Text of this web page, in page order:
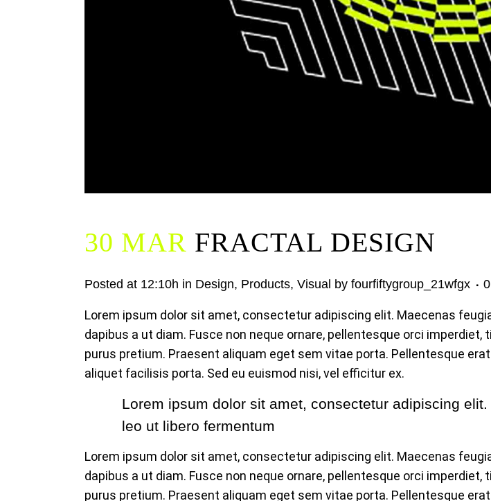
30 MAR FRACTAL DESIGN
Posted at 12:10h in Design, Products, Visual by fourfiftygroup_21wfgx
Lorem ipsum dolor sit amet, consectetur adipiscing elit. Maecenas
dapibus a ut diam. Fusce non neque ornare, pellentesque orci
purus pretium. Praesent aliquam eget sem vitae porta. Pellentesque
aliquet facilisis porta. Sed eu euismod nisi, vel efficitur ex.
Lorem ipsum dolor sit amet, consectetur adipiscing
leo ut libero fermentum
Lorem ipsum dolor sit amet, consectetur adipiscing elit. Maecenas
dapibus a ut diam. Fusce non neque ornare, pellentesque orci
purus pretium. Praesent aliquam eget sem vitae porta. Pellentesque